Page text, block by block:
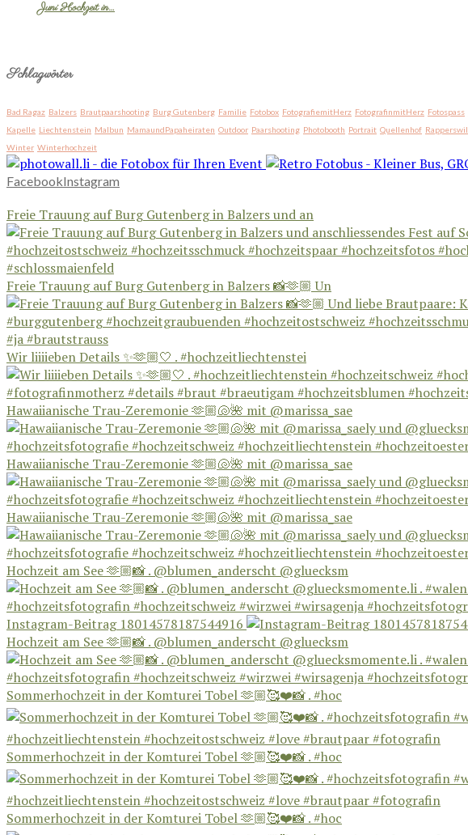
Juni Hochzeit in…
Schlagwörter
Bad Ragaz Balzers Brautpaarshooting Burg Gutenberg Familie Fotobox FotografiemitHerz FotografinmitHerz Fotospass
Kapelle Liechtenstein Malbun MamaundPapaheiraten Outdoor Paarshooting Photobooth Portrait Quellenhof Rapperswil
Winter Winterhochzeit
FacebookInstagram
Freie Trauung auf Burg Gutenberg in Balzers und an
Freie Trauung auf Burg Gutenberg in Balzers 📸🫶🏼 Un
Wir liiiieben Details ✨🫶🏼🤍 . #hochzeitliechtenstei
Hawaiianische Trau-Zeremonie 🫶🏼🐚🌺 mit @marissa_sae
Hawaiianische Trau-Zeremonie 🫶🏼🐚🌺 mit @marissa_sae
Hawaiianische Trau-Zeremonie 🫶🏼🐚🌺 mit @marissa_sae
Hochzeit am See 🫶🏼📸 . @blumen_anderscht @gluecksm
Instagram-Beitrag 18014578187544916
Hochzeit am See 🫶🏼📸 . @blumen_anderscht @gluecksm
Sommerhochzeit in der Komturei Tobel 🫶🏼🥰❤️📸 . #hoc
Sommerhochzeit in der Komturei Tobel 🫶🏼🥰❤️📸 . #hoc
Sommerhochzeit in der Komturei Tobel 🫶🏼🥰❤️📸 . #hoc